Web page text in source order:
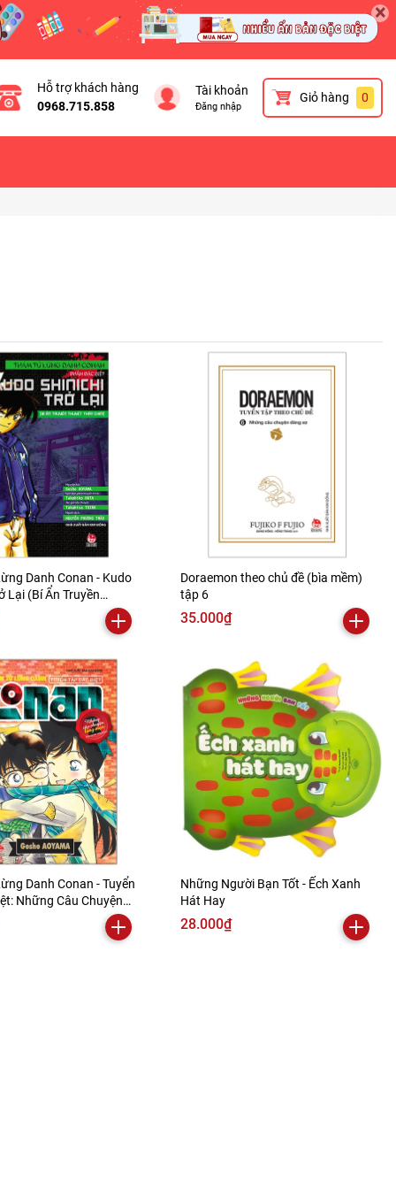
×
Hỗ trợ khách hàng
0968.715.858
Tài khoản
Đăng nhập
Giỏ hàng 0
Danh Conan - Kudo
Lại (Bí Ẩn Truyền
Chim)
Doraemon theo chủ đề (bìa mềm)
tập 6
35.000₫
Danh Conan - Tuyển
Những Câu Chuyện
2
Những Người Bạn Tốt - Ếch Xanh
Hát Hay
28.000₫